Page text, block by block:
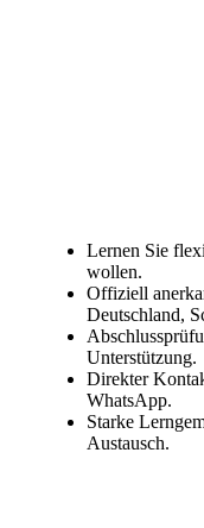
Lernen Sie
wollen.
Offiziell
Deutschland,
Unterstützung.
Direkter
WhatsApp.
Starke
Austausch.